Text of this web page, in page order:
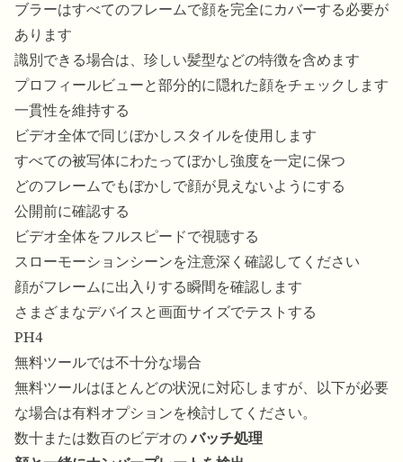
ブラーはすべてのフレームで顔を完全にカバーする必要が
あります
識別できる場合は、珍しい髪型などの特徴を含めます
プロフィールビューと部分的に隠れた顔をチェックします
一貫性を維持する
ビデオ全体で同じぼかしスタイルを使用します
すべての被写体にわたってぼかし強度を一定に保つ
どのフレームでもぼかしで顔が見えないようにする
公開前に確認する
ビデオ全体をフルスピードで視聴する
スローモーションシーンを注意深く確認してください
顔がフレームに出入りする瞬間を確認します
さまざまなデバイスと画面サイズでテストする
PH4
無料ツールでは不十分な場合
無料ツールはほとんどの状況に対応しますが、以下が必要
な場合は有料オプションを検討してください。
数十または数百のビデオのバッチ処理